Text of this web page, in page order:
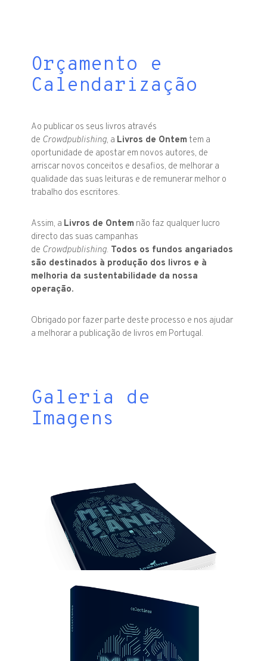
Orçamento e
Calendarização
Ao publicar os seus livros através
de Crowdpublishing, a Livros de Ontem tem a
oportunidade de apostar em novos autores, de
arriscar novos conceitos e desafios, de melhorar a
qualidade das suas leituras e de remunerar melhor o
trabalho dos escritores.
Assim, a Livros de Ontem não faz qualquer lucro
directo das suas campanhas
de Crowdpublishing. Todos os fundos angariados
são destinados à produção dos livros e à
melhoria da sustentabilidade da nossa
operação.
Obrigado por fazer parte deste processo e nos ajudar
a melhorar a publicação de livros em Portugal.
Galeria de
Imagens